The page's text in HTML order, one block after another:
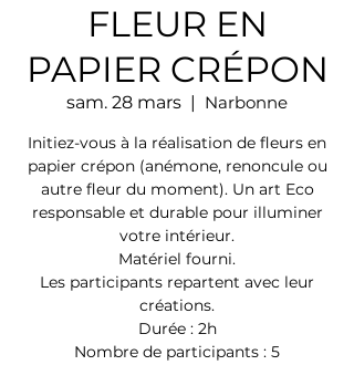
FLEUR EN
PAPIER CRÉPON
sam. 28 mars
  |
Narbonne
Initiez-vous à la réalisation de fleurs en
papier crépon (anémone, renoncule ou
autre fleur du moment). Un art Eco
responsable et durable pour illuminer
votre intérieur.
Matériel fourni.
Les participants repartent avec leur
créations.
Durée : 2h
Nombre de participants : 5